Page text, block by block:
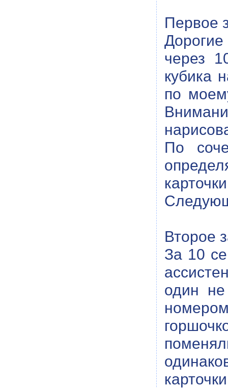
Первое
через
кубика
по
По
Второе
За 10
один не